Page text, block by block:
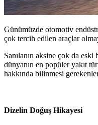
Günümüzde otomotiv
çok tercih edilen araçlar
Sanılanın aksine çok da
dünyanın en popüler yakıt
hakkında bilinmesi
Dizelin Doğuş Hikayesi